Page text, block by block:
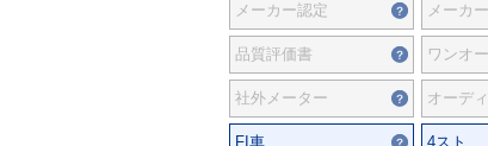
メーカー認定 メーカ
品質評価書 ワンオ
社外メーター オーデ
FI車 4スト